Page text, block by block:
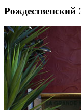
Рождественский